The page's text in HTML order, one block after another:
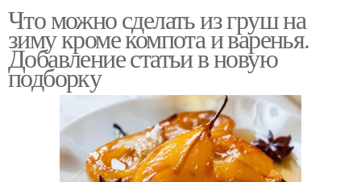
Что можно сделать из груш на
зиму кроме компота и варенья.
Добавление статьи в новую
подборку